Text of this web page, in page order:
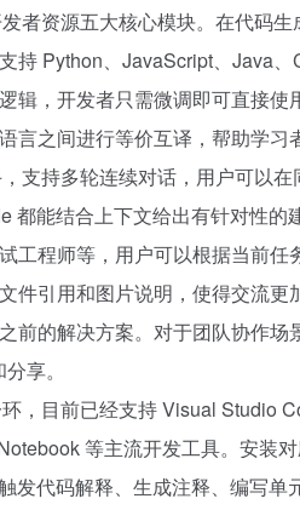
者资源五大核心模块。在代码
持 Python、JavaScript、Java
辑，开发者只需微调即可直接使
言之间进行等价互译，帮助学习
支持多轮连续对话，用户可以在
都能结合上下文给出有针对性
工程师等，用户可以根据当前
件引用和图片说明，使得交流
前的解决方案。对于团队协作
享。
，目前已经支持 Visual Studio
等主流开发工具。安装
发代码解释、生成注释、编写